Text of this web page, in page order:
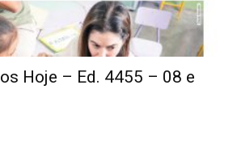
Hoje – Ed. 4455 – 08 e